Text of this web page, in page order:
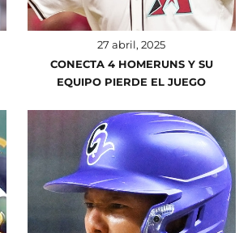
27 abril, 2025
CONECTA 4 HOMERUNS Y SU
EQUIPO PIERDE EL JUEGO